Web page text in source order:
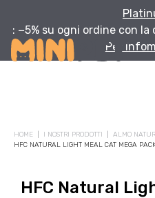
: −5% su ogni ordine con
Per
HOME I NOSTRI PRODOTTI
ALMO
HFC NATURAL LIGHT MEAL CAT MEGA
HFC Natural